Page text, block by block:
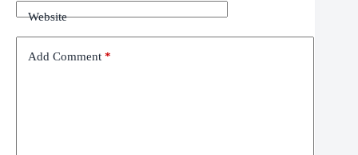
Website
Add Comment *